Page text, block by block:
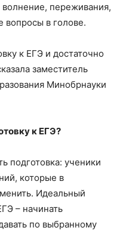
волнение, переживания,
вопросы в голове.
к ЕГЭ и достаточно
заместитель
Минобрнауки
к ЕГЭ?
подготовка: ученики
которые в
Идеальный
– начинать
по выбранному